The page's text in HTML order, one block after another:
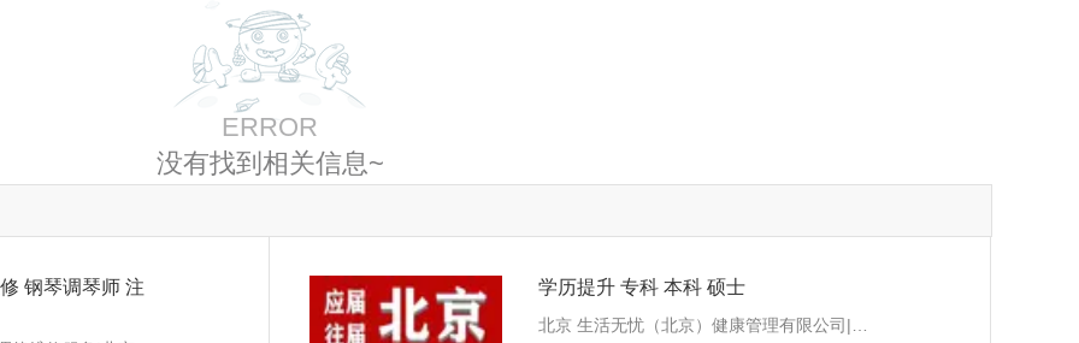
ERROR
没有找到相关信息~
钢琴调琴师 注
学历提升 专科 本科 硕士